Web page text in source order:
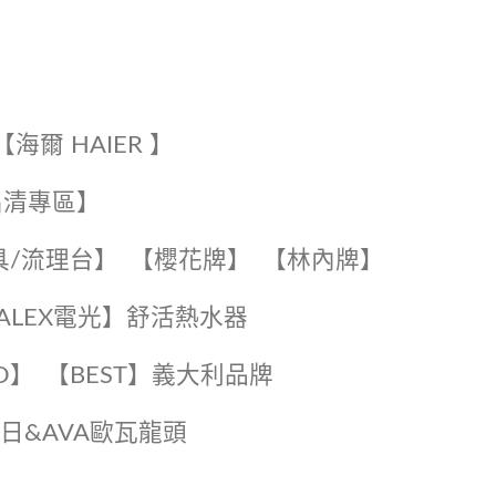
爾 HAIER 】
專區】
/流理台】 【櫻花牌】 【林內牌】
ALEX電光】舒活熱水器️️
️【BEST】️義大利品牌
&AVA歐瓦龍頭